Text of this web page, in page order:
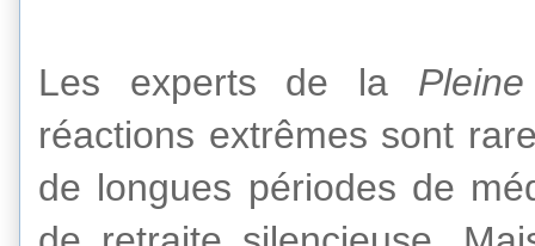
Les experts de la
réactions extrêmes sont
de longues périodes de